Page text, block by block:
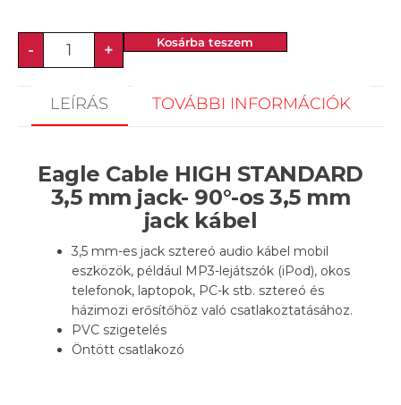
- + Kosárba teszem
LEÍRÁS TOVÁBBI INFORMÁCIÓK
Eagle Cable HIGH STANDARD
3,5 mm jack- 90°-os 3,5 mm
jack kábel
3,5 mm-es jack sztereó audio kábel mobil
eszközök, például MP3-lejátszók (iPod), okos
telefonok, laptopok, PC-k stb. sztereó és
házimozi erősítőhöz való csatlakoztatásához.
PVC szigetelés
Öntött csatlakozó